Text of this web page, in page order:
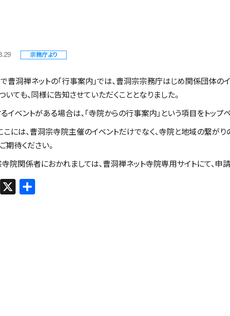
宗務庁より
曹洞禅ネットの「行事案内」では、曹洞宗宗務庁はじめ関係団体の
いても、同様に告知させていただくこととなりました。
イベントがある場合は、「寺院からの行事案内」という項目をトップ
こには、曹洞宗寺院主催のイベントだけでなく、寺院と地域の繋が
期待ください。
院関係者におかれましては、曹洞禅ネット寺院専用サイトにて、申
F
a
X